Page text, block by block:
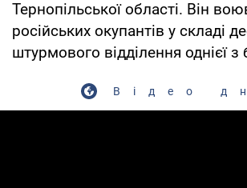
Тернопільської області. Він
російських окупантів у складі
штурмового відділення однієї
Відео